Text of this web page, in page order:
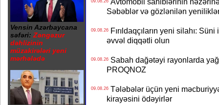
Vensin Azərbaycana
səfəri: Zəngəzur
dəhlizinin
müzakirələri yeni
mərhələdə
09.08.26
Səbəblər və gözlənilən
09.08.26Fırıldaqçıların yeni silahı:
əvvəl diqqətli olun
09.08.26Sabah dağətəyi rayonlarda
PROQNOZ
09.08.26Tələbələr üçün yeni
kirayəsini ödəyirlər